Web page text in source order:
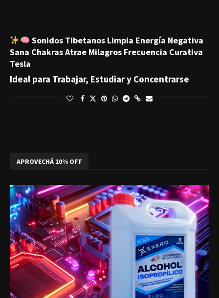
Sonidos Tibetanos Limpia Energía Negativa
Sana Chakras Atrae Milagros Frecuencia Curativa
Tesla
Ideal para Trabajar, Estudiar y Concentrarse
APROVECHÁ 10% OFF